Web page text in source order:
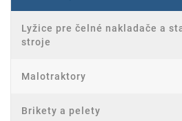
Lyžice pre čelné nakladače a
stroje
Malotraktory
Brikety a pelety